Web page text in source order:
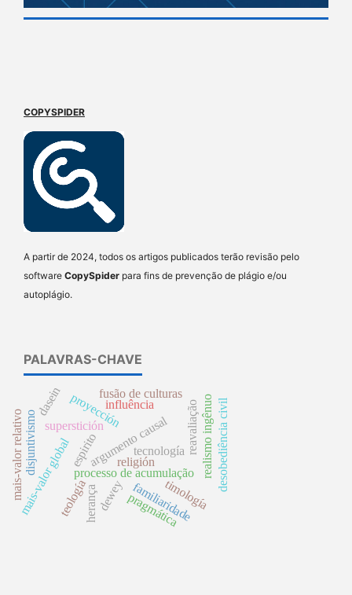
COPYSPIDER
A partir de 2024, todos os artigos publicados terão revisão pelo
software CopySpider para fins de prevenção de plágio e/ou
autoplágio.
PALAVRAS-CHAVE
argumento causal
superstición
proyección
processo de acumulação
mais-valor global
mais-valor relativodisjuntivismo religión realismo ingênuo
tecnología
dewey
teología
espirito
influência
familiaridade
desobediência civil
dasein
herança
reavaliação
fusão de culturas
pragmáticatimología